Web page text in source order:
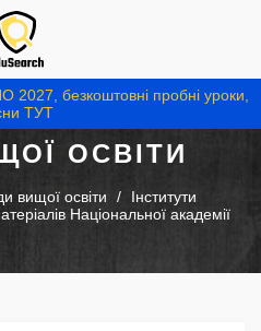
безкоштовні пробні уроки,
ТУТ
ОСВІТИ
вищої освіти
Інститути
Національної академії